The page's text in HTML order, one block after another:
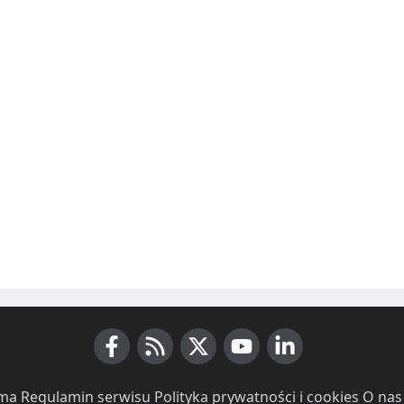
Regulamin serwisu Polityka prywatności i cookies O nas